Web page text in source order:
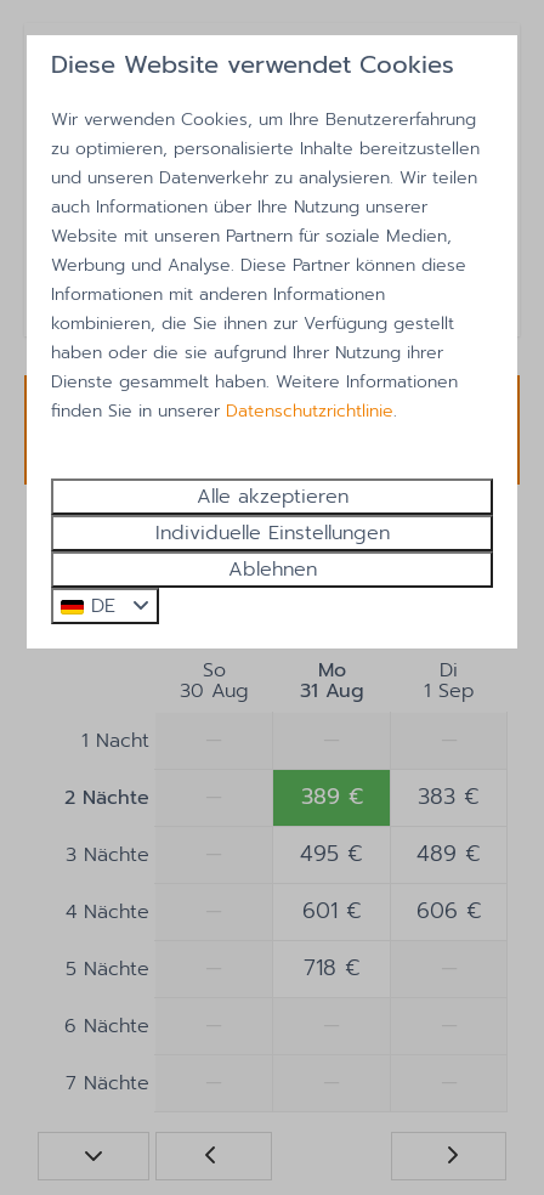
Standort
Strand zu Fuß erreichbar
In der Nähe des Strandes
In der Nähe des Spielplatzes
In der Nähe des Pools
Außenbereich
Sonnenschirm
Garten
Terrasse: Nicht abgedeckt
Parken: 1
Liegewiese
Gartenmöbel
Abstellraum für Fahrräder
Heizung und Kühlung
Zentralheizung
Mein Name ist Jessie, ich bin bereit Ihnen zu
helfen.
+31 (0) 224 583 452
info@callinghevakanties.nl
Verfügbarkeit und Preis
Mo 31-08-2026
So
30 Aug
Mo
31 Aug
Di
1 Sep
1 Nacht
2 Nächte 389 € 383 €
3 Nächte 495 € 489 €
4 Nächte 601 € 606 €
5 Nächte 718 €
6 Nächte
7 Nächte
Diese Website verwendet Cookies
Wir verwenden Cookies, um Ihre Benutzererfahrung
zu optimieren, personalisierte Inhalte bereitzustellen
und unseren Datenverkehr zu analysieren. Wir teilen
auch Informationen über Ihre Nutzung unserer
Website mit unseren Partnern für soziale Medien,
Werbung und Analyse. Diese Partner können diese
Informationen mit anderen Informationen
kombinieren, die Sie ihnen zur Verfügung gestellt
haben oder die sie aufgrund Ihrer Nutzung ihrer
Dienste gesammelt haben. Weitere Informationen
finden Sie in unserer Datenschutzrichtlinie.
Alle akzeptieren
Individuelle Einstellungen
Ablehnen
DE